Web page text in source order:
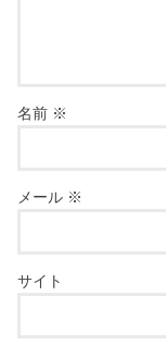
名前 ※
メール ※
サイト